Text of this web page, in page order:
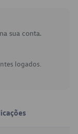
sua conta.
logados.